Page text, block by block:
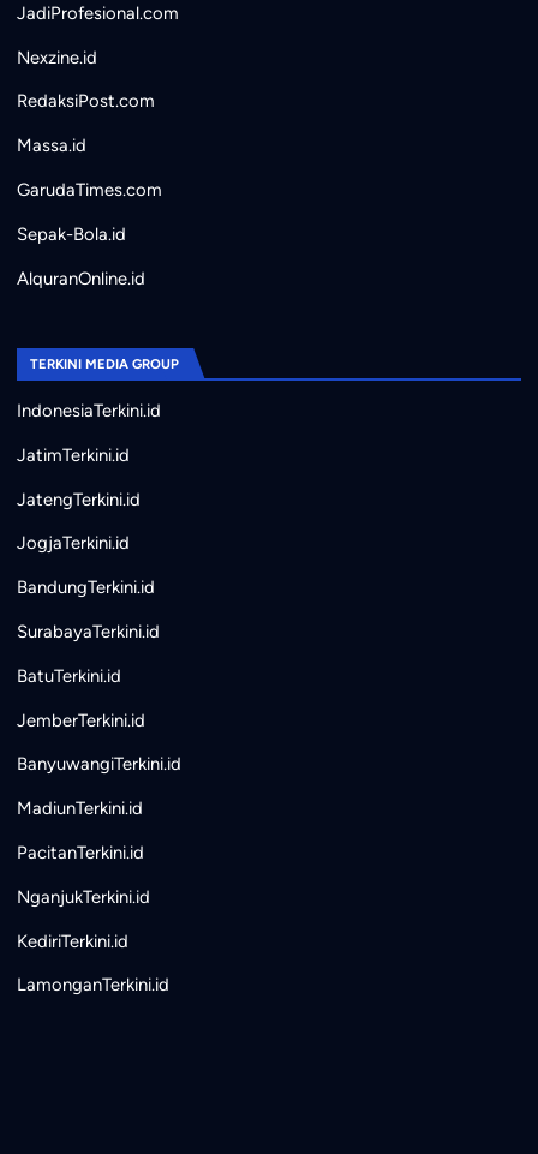
JadiProfesional.com
Nexzine.id
RedaksiPost.com
Massa.id
GarudaTimes.com
Sepak-Bola.id
AlquranOnline.id
TERKINI MEDIA GROUP
IndonesiaTerkini.id
JatimTerkini.id
JatengTerkini.id
JogjaTerkini.id
BandungTerkini.id
SurabayaTerkini.id
BatuTerkini.id
JemberTerkini.id
BanyuwangiTerkini.id
MadiunTerkini.id
PacitanTerkini.id
NganjukTerkini.id
KediriTerkini.id
LamonganTerkini.id